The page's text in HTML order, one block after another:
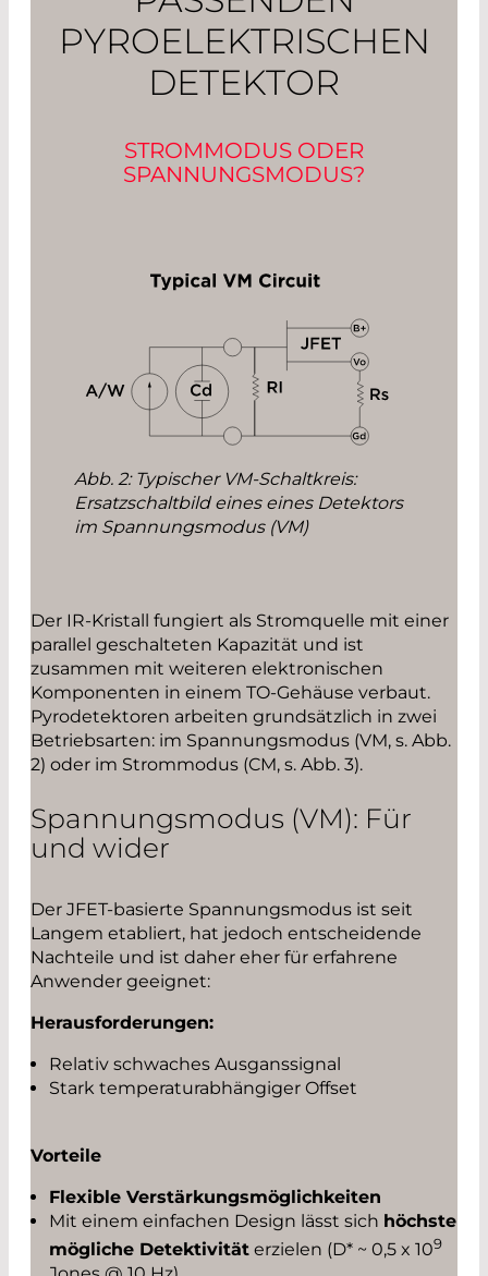
PYROELEKTRISCHEN
DETEKTOR
STROMMODUS ODER
SPANNUNGSMODUS?
Abb. 2: Typischer VM-Schaltkreis:
Ersatzschaltbild eines eines Detektors
im Spannungsmodus (VM)
Der IR-Kristall fungiert als Stromquelle mit einer
parallel geschalteten Kapazität und ist
zusammen mit weiteren elektronischen
Komponenten in einem TO-Gehäuse verbaut.
Pyrodetektoren arbeiten grundsätzlich in zwei
Betriebsarten: im Spannungsmodus (VM, s. Abb.
2) oder im Strommodus (CM, s. Abb. 3).
Spannungsmodus (VM): Für
und wider
Der JFET-basierte Spannungsmodus ist seit
Langem etabliert, hat jedoch entscheidende
Nachteile und ist daher eher für erfahrene
Anwender geeignet:
Herausforderungen:
Relativ schwaches Ausganssignal
Stark temperaturabhängiger Offset
Vorteile
Flexible Verstärkungsmöglichkeiten
Mit einem einfachen Design lässt sich höchste
mögliche Detektivität erzielen (D* ~ 0,5 x 109